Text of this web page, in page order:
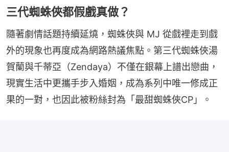
三代蜘蛛俠都假戲真做？
隨著劇情話題持續延燒，蜘蛛俠與 MJ 從戲裡走到戲
外的現象也再度成為網路熱議焦點。第三代蜘蛛俠湯
賀蘭與千蒂亞（Zendaya）不僅在銀幕上譜出戀曲，
現實生活中更攜手步入婚姻，成為系列中唯一修成正
果的一對，也因此被粉絲封為「最甜蜘蛛俠CP」。